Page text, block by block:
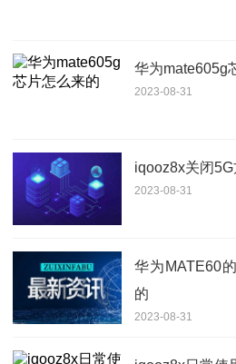
华为mate605g
2023-08-31
iqooz8x关闭
2023-08-31
华为MATE60
的
2023-08-31